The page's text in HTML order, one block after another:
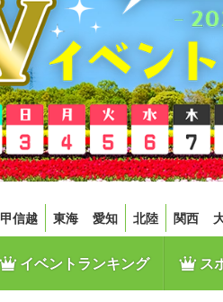
甲信越 東海 愛知 北陸 関西
イベントランキング ス